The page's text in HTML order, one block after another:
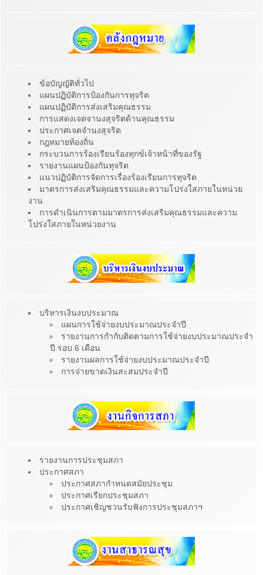
ข้อบัญญัติทั่วไป
แผนปฏิบัติการป้องกันการทุจริต
แผนปฏิบัติการส่งเสริมคุณธรรม
การแสดงเจตจานงสุจริตด้านคุณธรรม
ประกาศเจตจำนงสุจริต
กฎหมายท้องถิ่น
กระบวนการร้องเรียนร้องทุกข์เจ้าหน้าที่ของรัฐ
รายงานแผนป้องกันทุจริต
แนวปฏิบัติการจัดการเรื่องร้องเรียนการทุจริต
มาตรการส่งเสริมคุณธรรมและความโปร่งใสภายในหน่วย
งาน
การดำเนินการตามมาตรการส่งเสริมคุณธรรมและความ
โปร่งใสภายในหน่วยงาน
บริหารเงินงบประมาณ
แผนการใช้จ่ายงบประมาณประจำปี
รายงานการกำกับติดตามการใช้จ่ายงบประมาณประจำ
ปี รอบ 6 เดือน
รายงานผลการใช้จ่ายงบประมาณประจำปี
การจ่ายขาดเงินสะสมประจำปี
รายงานการประชุมสภา
ประกาศสภา
ประกาศสภากำหนดสมัยประชุม
ประกาศเรียกประชุมสภา
ประกาศเชิญชวนรับฟังการประชุมสภาฯ